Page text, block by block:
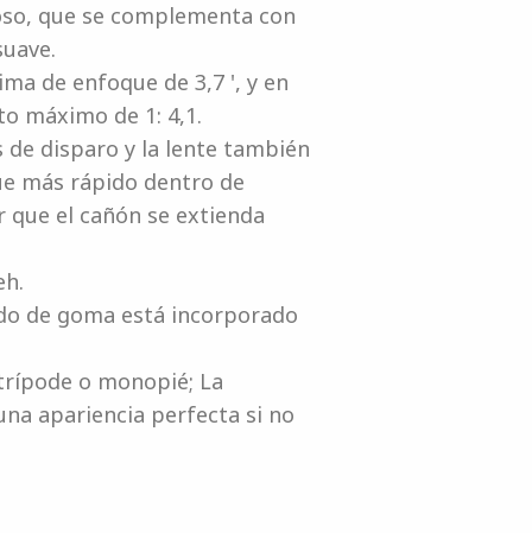
que se complementa con
de enfoque de 3,7 ', y en
máximo de 1: 4,1.
disparo y la lente también
más rápido dentro de
el cañón se extienda
de goma está incorporado
o monopié; La
apariencia perfecta si no